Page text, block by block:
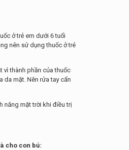
ở trẻ em dưới 6 tuổi
nên sử dụng thuốc ở trẻ
vì thành phần của thuốc
da mặt. Nên rửa tay cẩn
nắng mặt trời khi điều trị
cho con bú: